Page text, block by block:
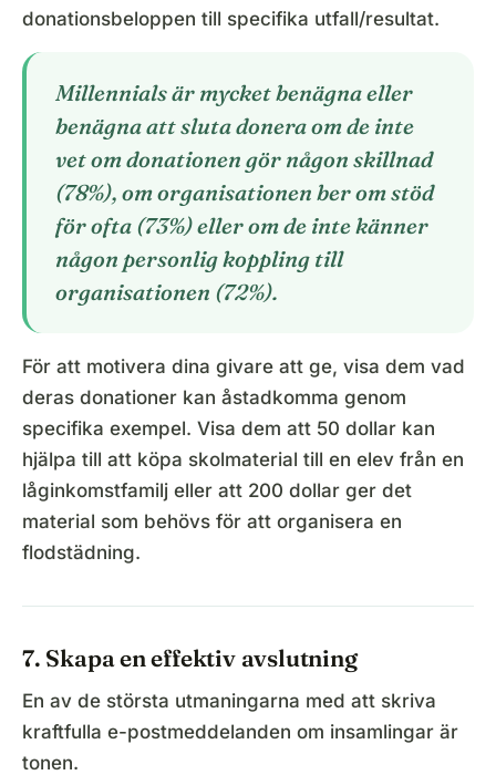
donationsbeloppen till specifika utfall/resultat.
Millennials är mycket benägna eller
benägna att sluta donera om de inte
vet om donationen gör någon skillnad
(78%), om organisationen ber om stöd
för ofta (73%) eller om de inte känner
någon personlig koppling till
organisationen (72%).
För att motivera dina givare att ge, visa dem vad
deras donationer kan åstadkomma genom
specifika exempel. Visa dem att 50 dollar kan
hjälpa till att köpa skolmaterial till en elev från en
låginkomstfamilj eller att 200 dollar ger det
material som behövs för att organisera en
flodstädning.
7. Skapa en effektiv avslutning
En av de största utmaningarna med att skriva
kraftfulla e-postmeddelanden om insamlingar är
tonen.